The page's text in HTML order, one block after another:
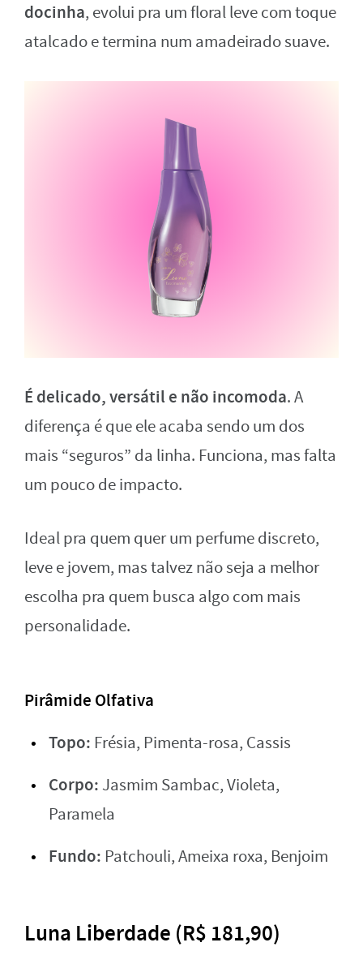
docinha, evolui pra um floral leve com toque
atalcado e termina num amadeirado suave.
É delicado, versátil e não incomoda. A
diferença é que ele acaba sendo um dos
mais “seguros” da linha. Funciona, mas falta
um pouco de impacto.
Ideal pra quem quer um perfume discreto,
leve e jovem, mas talvez não seja a melhor
escolha pra quem busca algo com mais
personalidade.
Pirâmide Olfativa
Topo: Frésia, Pimenta-rosa, Cassis
Corpo: Jasmim Sambac, Violeta,
Paramela
Fundo: Patchouli, Ameixa roxa, Benjoim
Luna Liberdade (R$ 181,90)